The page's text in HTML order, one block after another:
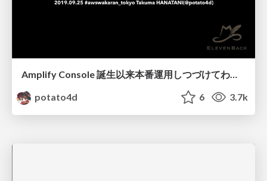
Amplify Console 誕生以来本番運用しつづけてわかったこと #awswakaran_tokyo
potato4d
6 3.7k